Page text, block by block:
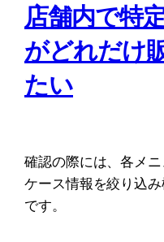
店舗内で特
がどれだけ
たい
確認の際には、各メ
ケース情報を絞り込
です。